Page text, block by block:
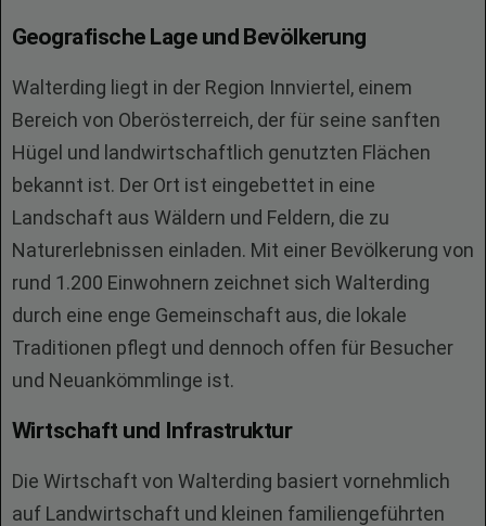
Geografische Lage und Bevölkerung
Walterding liegt in der Region Innviertel, einem
Bereich von Oberösterreich, der für seine sanften
Hügel und landwirtschaftlich genutzten Flächen
bekannt ist. Der Ort ist eingebettet in eine
Landschaft aus Wäldern und Feldern, die zu
Naturerlebnissen einladen. Mit einer Bevölkerung von
rund 1.200 Einwohnern zeichnet sich Walterding
durch eine enge Gemeinschaft aus, die lokale
Traditionen pflegt und dennoch offen für Besucher
und Neuankömmlinge ist.
Wirtschaft und Infrastruktur
Die Wirtschaft von Walterding basiert vornehmlich
auf Landwirtschaft und kleinen familiengeführten